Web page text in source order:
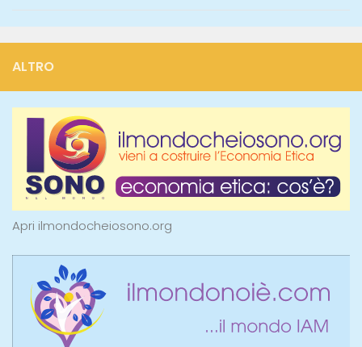
ALTRO
Apri ilmondocheiosono.org